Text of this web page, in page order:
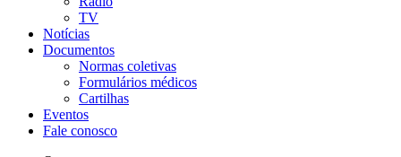
TV
Notícias
Documentos
Normas coletivas
Formulários médicos
Cartilhas
Eventos
Fale conosco